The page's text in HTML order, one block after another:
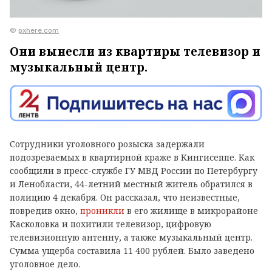
© pxhere.com
Они вынесли из квартиры телевизор и
музыкальный центр.
Сотрудники уголовного розыска задержали
подозреваемых в квартирной краже в Кингисеппе. Как
сообщили в пресс-службе ГУ МВД России по Петербургу
и Ленобласти, 44-летний местный житель обратился в
полицию 4 декабря. Он рассказал, что неизвестные,
повредив окно, проникли в его жилище в микрорайоне
Касколовка и похитили телевизор, цифровую
телевизионную антенну, а также музыкальный центр.
Сумма ущерба составила 11 400 рублей. Было заведено
уголовное дело.